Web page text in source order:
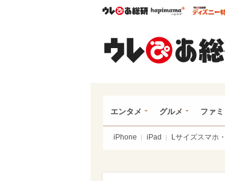
ウレぴあ総研ハピマ
エンタメ グルメ ファ
iPhone iPad Lサイズスマホ